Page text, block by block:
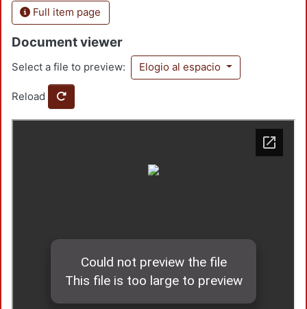
Full item page
Document viewer
Select a file to preview: Elogio al espacio
Reload